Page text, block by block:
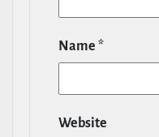
Name *
Website